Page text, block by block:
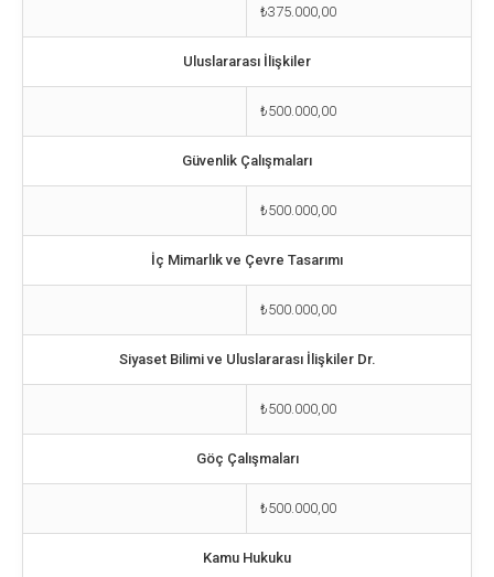
₺375.000,00
Uluslararası İlişkiler
₺500.000,00
Güvenlik Çalışmaları
₺500.000,00
İç Mimarlık ve Çevre Tasarımı
₺500.000,00
Siyaset Bilimi ve Uluslararası İlişkiler Dr.
₺500.000,00
Göç Çalışmaları
₺500.000,00
Kamu Hukuku